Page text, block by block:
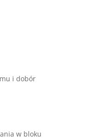
i dobór
w bloku